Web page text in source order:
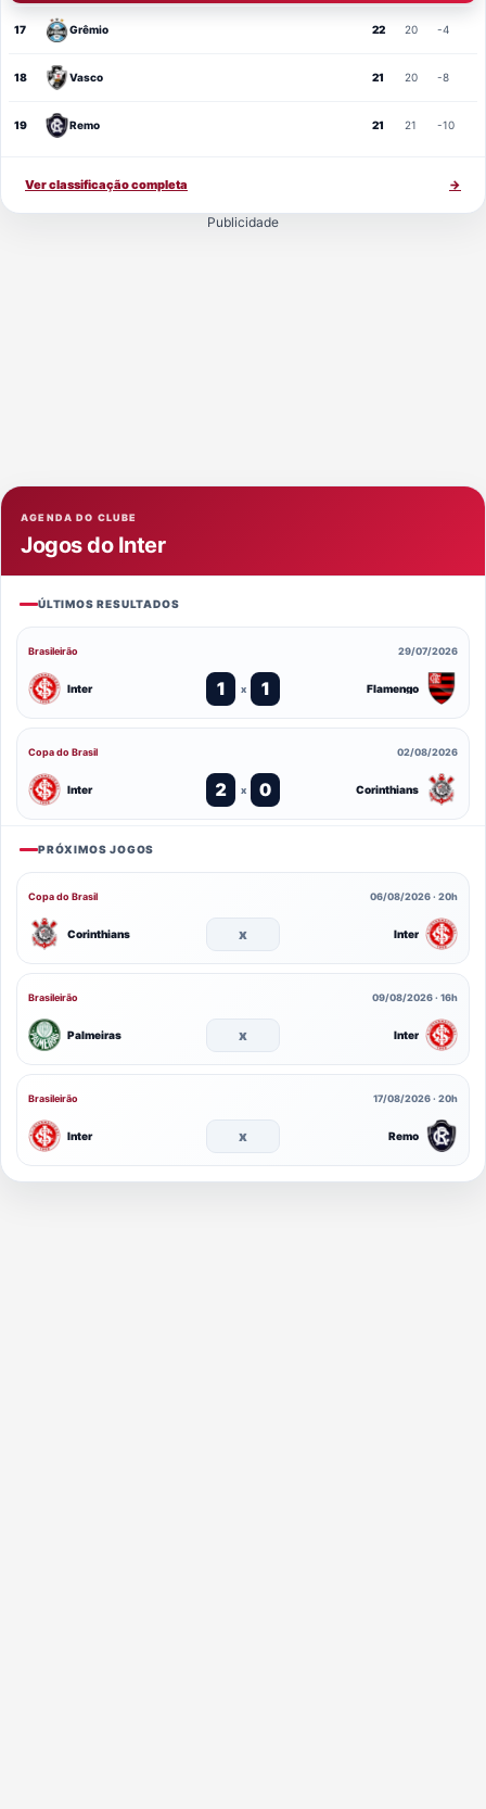
17 Grêmio 22 20 -4
18 Vasco 21 20 -8
19 Remo 21 21 -10
Ver classificação completa →
Publicidade
AGENDA DO CLUBE
Jogos do Inter
ÚLTIMOS RESULTADOS
Brasileirão 29/07/2026
Inter 1 x 1 Flamengo
Copa do Brasil 02/08/2026
Inter 2 x 0 Corinthians
PRÓXIMOS JOGOS
Copa do Brasil 06/08/2026 · 20h
Corinthians x Inter
Brasileirão 09/08/2026 · 16h
Palmeiras x Inter
Brasileirão 17/08/2026 · 20h
Inter x Remo